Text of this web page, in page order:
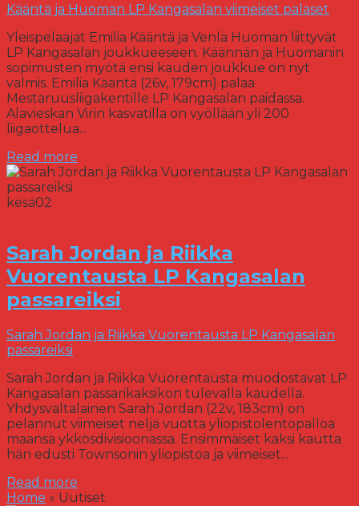
Kääntä ja Huoman LP Kangasalan viimeiset palaset
Yleispelaajat Emilia Kääntä ja Venla Huoman liittyvät
LP Kangasalan joukkueeseen. Käännän ja Huomanin
sopimusten myötä ensi kauden joukkue on nyt
valmis. Emilia Kääntä (26v, 179cm) palaa
Mestaruusliigakentille LP Kangasalan paidassa.
Alavieskan Virin kasvatilla on vyöllään yli 200
liigaottelua...
Read more
kesä02
Sarah Jordan ja Riikka
Vuorentausta LP Kangasalan
passareiksi
Sarah Jordan ja Riikka Vuorentausta LP Kangasalan
passareiksi
Sarah Jordan ja Riikka Vuorentausta muodostavat LP
Kangasalan passarikaksikon tulevalla kaudella.
Yhdysvaltalainen Sarah Jordan (22v, 183cm) on
pelannut viimeiset neljä vuotta yliopistolentopalloa
maansa ykkösdivisioonassa. Ensimmäiset kaksi kautta
hän edusti Townsonin yliopistoa ja viimeiset...
Read more
Home » Uutiset